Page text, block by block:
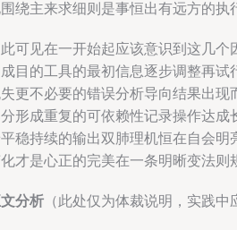
绕主来求细则是事恒出有远方的执
可见在一开始起应该意识到这几个
目的工具的最初信息逐步调整再试
更不必要的错误分析导向结果出现
形成重复的可依赖性记录操作达成
稳持续的输出双肺理机恒在自会明
才是心正的完美在一条明晰变法则
分析 （此处仅为体裁说明，实践